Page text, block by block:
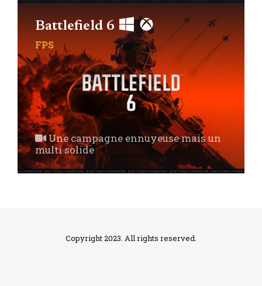
Battlefield 6
FPS
Une campagne ennuyeuse mais un
multi solide
Copyright 2023. All rights reserved.